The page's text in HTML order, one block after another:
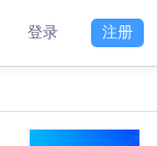
登录 注册